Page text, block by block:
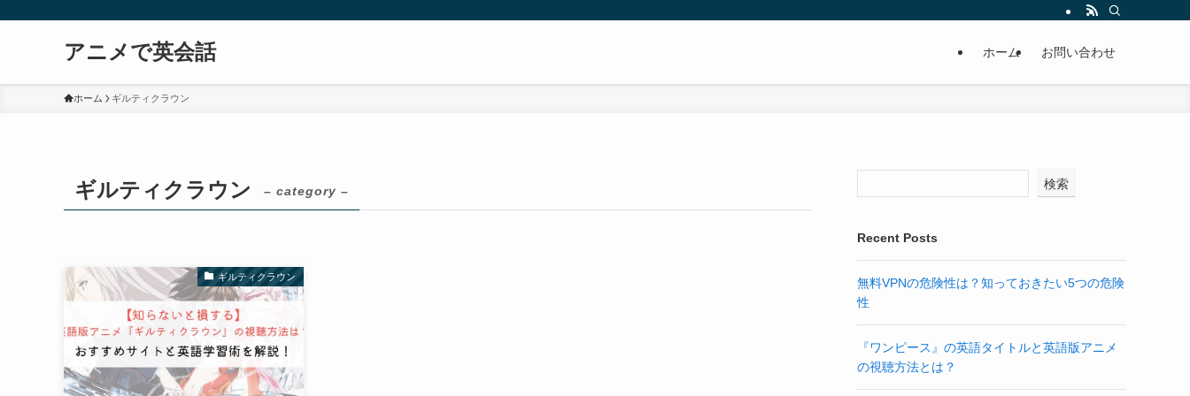
アニメで英会話 ホーム お問い合わせ
ホーム ギルティクラウン
ギルティクラウン – category –
ギルティクラウン
検索
Recent Posts
無料VPNの危険性は？知っておきたい5つの危険
性
『ワンピース』の英語タイトルと英語版アニメ
の視聴方法とは？